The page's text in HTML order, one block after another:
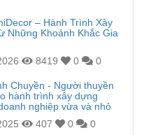
– Hành Trình Xây
Những Khoảnh Khắc Gia
8419 0 0
Chuyền - Người thuyền
hành trình xây dựng
nghiệp vừa và nhỏ
407 0 0